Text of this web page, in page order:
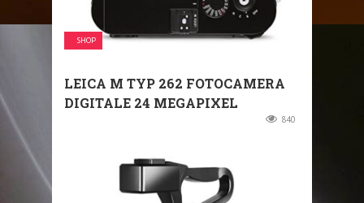
SHOP
LEICA M TYP 262 FOTOCAMERA
DIGITALE 24 MEGAPIXEL
840